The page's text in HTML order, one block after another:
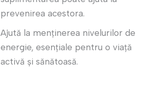
prevenirea acestora.
Ajută la menținerea nivelurilor de
energie, esențiale pentru o viață
activă și sănătoasă.